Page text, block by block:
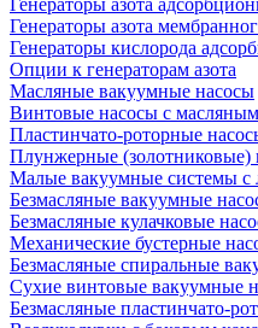
Генераторы азота
Генераторы азота
Генераторы кислорода
Опции к генераторам азота
Масляные вакуумные насосы
Винтовые насосы с
Пластинчато-роторные
Плунжерные (золотниковые)
Малые вакуумные системы с
Безмасляные вакуумные
Безмасляные кулачковые
Механические бустерные
Безмасляные спиральные
Сухие винтовые вакуумные
Безмасляные пластинчато-